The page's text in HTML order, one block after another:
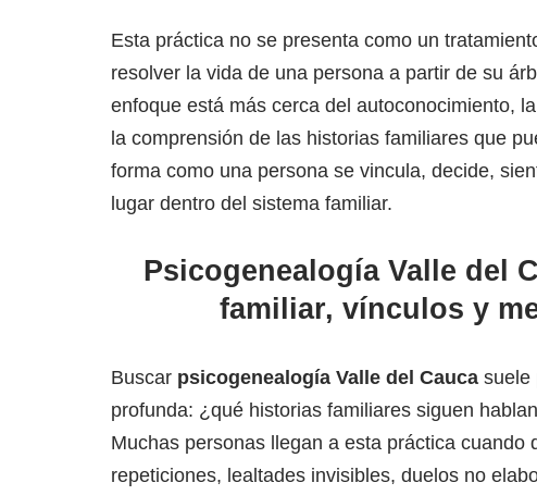
Esta práctica no se presenta como un
resolver la vida de una persona a partir de su
enfoque está más cerca del autoconocimiento,
la comprensión de las historias familiares que
forma como una persona se vincula, decide,
lugar dentro del sistema familiar.
Psicogenealogía Valle del
familiar, vínculos y
Buscar psicogenealogía Valle del Cauca suele
profunda: ¿qué historias familiares siguen
Muchas personas llegan a esta práctica cuando
repeticiones, lealtades invisibles, duelos no